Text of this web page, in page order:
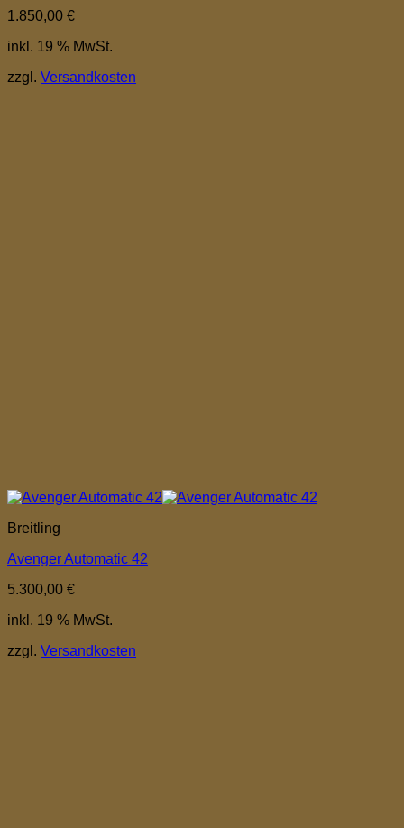
1.850,00 €
inkl. 19 % MwSt.
zzgl. Versandkosten
Breitling
Avenger Automatic 42
5.300,00 €
inkl. 19 % MwSt.
zzgl. Versandkosten